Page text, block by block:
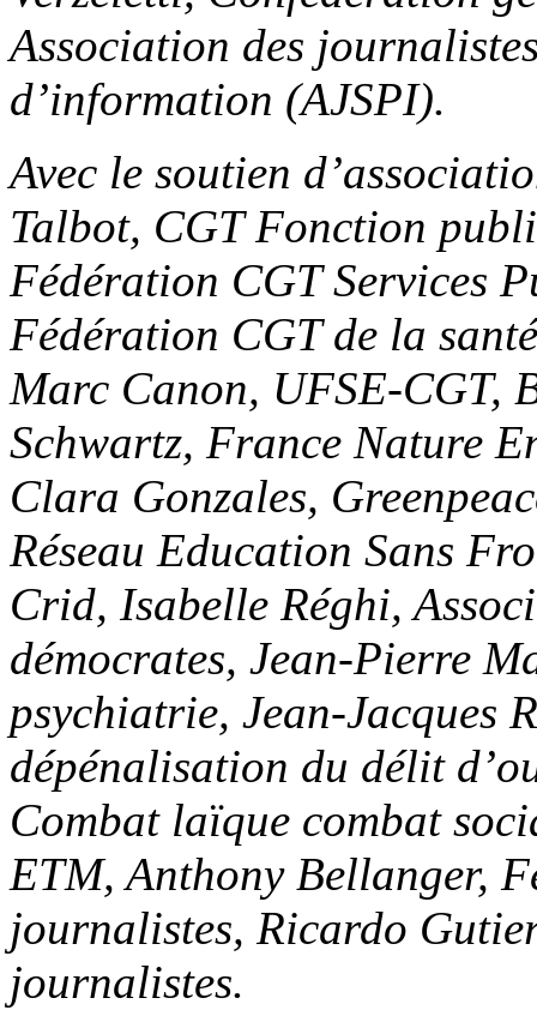
Association des
d’information (AJSPI).
Avec le soutien
Talbot, CGT Fonction
Fédération CGT Services
Fédération CGT de la
Marc Canon, UFSE-CGT,
Schwartz, France Nature
Clara Gonzales,
Réseau Education Sans
Crid, Isabelle Réghi,
démocrates, Jean-Pierre
psychiatrie, Jean-Jacques
dépénalisation du délit
Combat laïque combat
ETM, Anthony Bellanger,
journalistes, Ricardo
journalistes.